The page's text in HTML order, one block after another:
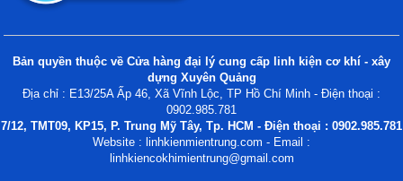
Bản quyền thuộc về Cửa hàng đại lý cung cấp linh kiện cơ khí - xây
dựng Xuyên Quảng
Địa chỉ : E13/25A Ấp 46, Xã Vĩnh Lộc, TP Hồ Chí Minh - Điện thoại :
0902.985.781
7/12, TMT09, KP15, P. Trung Mỹ Tây, Tp. HCM - Điện thoại : 0902.985.781
Website : linhkienmientrung.com - Email :
linhkiencokhimientrung@gmail.com